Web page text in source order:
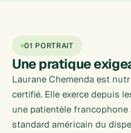
01 PORTRAIT
Une pratique
Laurane Chemenda est
certifié. Elle exerce depuis
une patientèle francophone
standard américain du